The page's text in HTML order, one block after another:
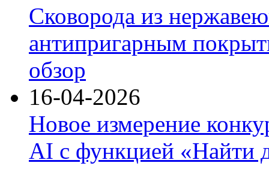
Сковорода из
антипригарным
обзор
16-04-2026
Новое измерение
AI с функцией «Найти